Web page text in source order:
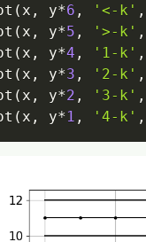
( x , y*6 , '<-k' ,
( x , y*5 , '>-k' ,
( x , y*4 , '1-k' ,
( x , y*3 , '2-k' ,
( x , y*2 , '3-k' ,
( x , y*1 , '4-k' ,